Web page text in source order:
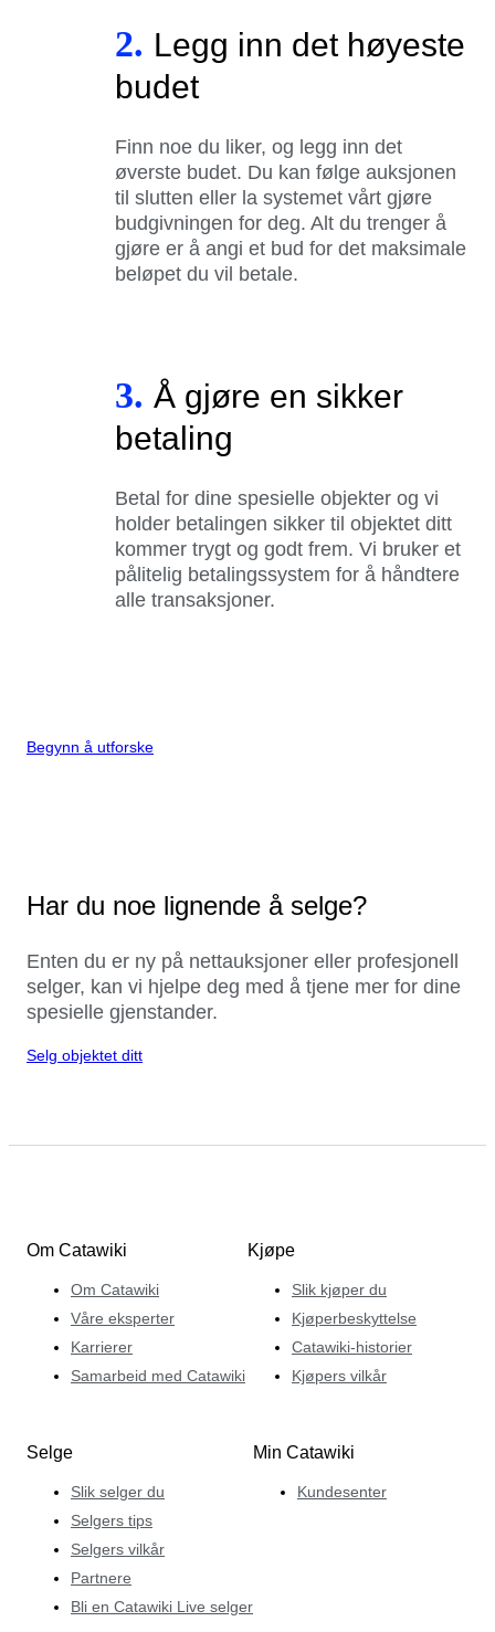
2. Legg inn det høyeste
budet
Finn noe du liker, og legg inn det
øverste budet. Du kan følge auksjonen
til slutten eller la systemet vårt gjøre
budgivningen for deg. Alt du trenger å
gjøre er å angi et bud for det maksimale
beløpet du vil betale.
3. Å gjøre en sikker
betaling
Betal for dine spesielle objekter og vi
holder betalingen sikker til objektet ditt
kommer trygt og godt frem. Vi bruker et
pålitelig betalingssystem for å håndtere
alle transaksjoner.
Begynn å utforske
Har du noe lignende å selge?
Enten du er ny på nettauksjoner eller profesjonell
selger, kan vi hjelpe deg med å tjene mer for dine
spesielle gjenstander.
Selg objektet ditt
Om Catawiki
Om Catawiki
Våre eksperter
Karrierer
Samarbeid med Catawiki
Kjøpe
Slik kjøper du
Kjøperbeskyttelse
Catawiki-historier
Kjøpers vilkår
Selge
Slik selger du
Selgers tips
Selgers vilkår
Partnere
Bli en Catawiki Live selger
Min Catawiki
Kundesenter